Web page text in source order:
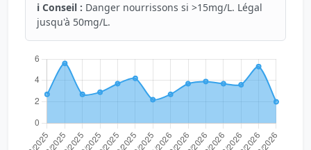
ℹ️ Conseil : Danger nourrissons si >15mg/L. Légal
jusqu'à 50mg/L.